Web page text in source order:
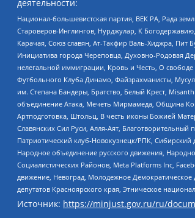
деятельности:
Национал-большевистская партия, ВЕК РА, Рада
Староверов-Инглингов, Нурджулар, К
Карачая, Союз славян, Ат-Такфир Валь-Хиджра, Пит
Инициатива города Череповца, Духовно-Родовая
нелегальной иммиграции, Кровь и Честь, О
Футбольного Клуба Динамо, Файзрахманисты,
им. Степана Бандеры, Братство, Белый Крест,
объединение Атака, Мечеть Мирмамеда, Община
Артподготовка, Штольц, В честь иконы Божией
Славянских Сил Руси, Алля-Аят,
Патриотический клуб-Новокузнецк/РПК,
Народное объединение русского движения,
Социалистических Районов, Meta Platforms Inc,
движение, Невоград, Молодежное Демократическое
депутатов Красноярского края, Этническое
Источник: https://minjust.gov.ru/ru/